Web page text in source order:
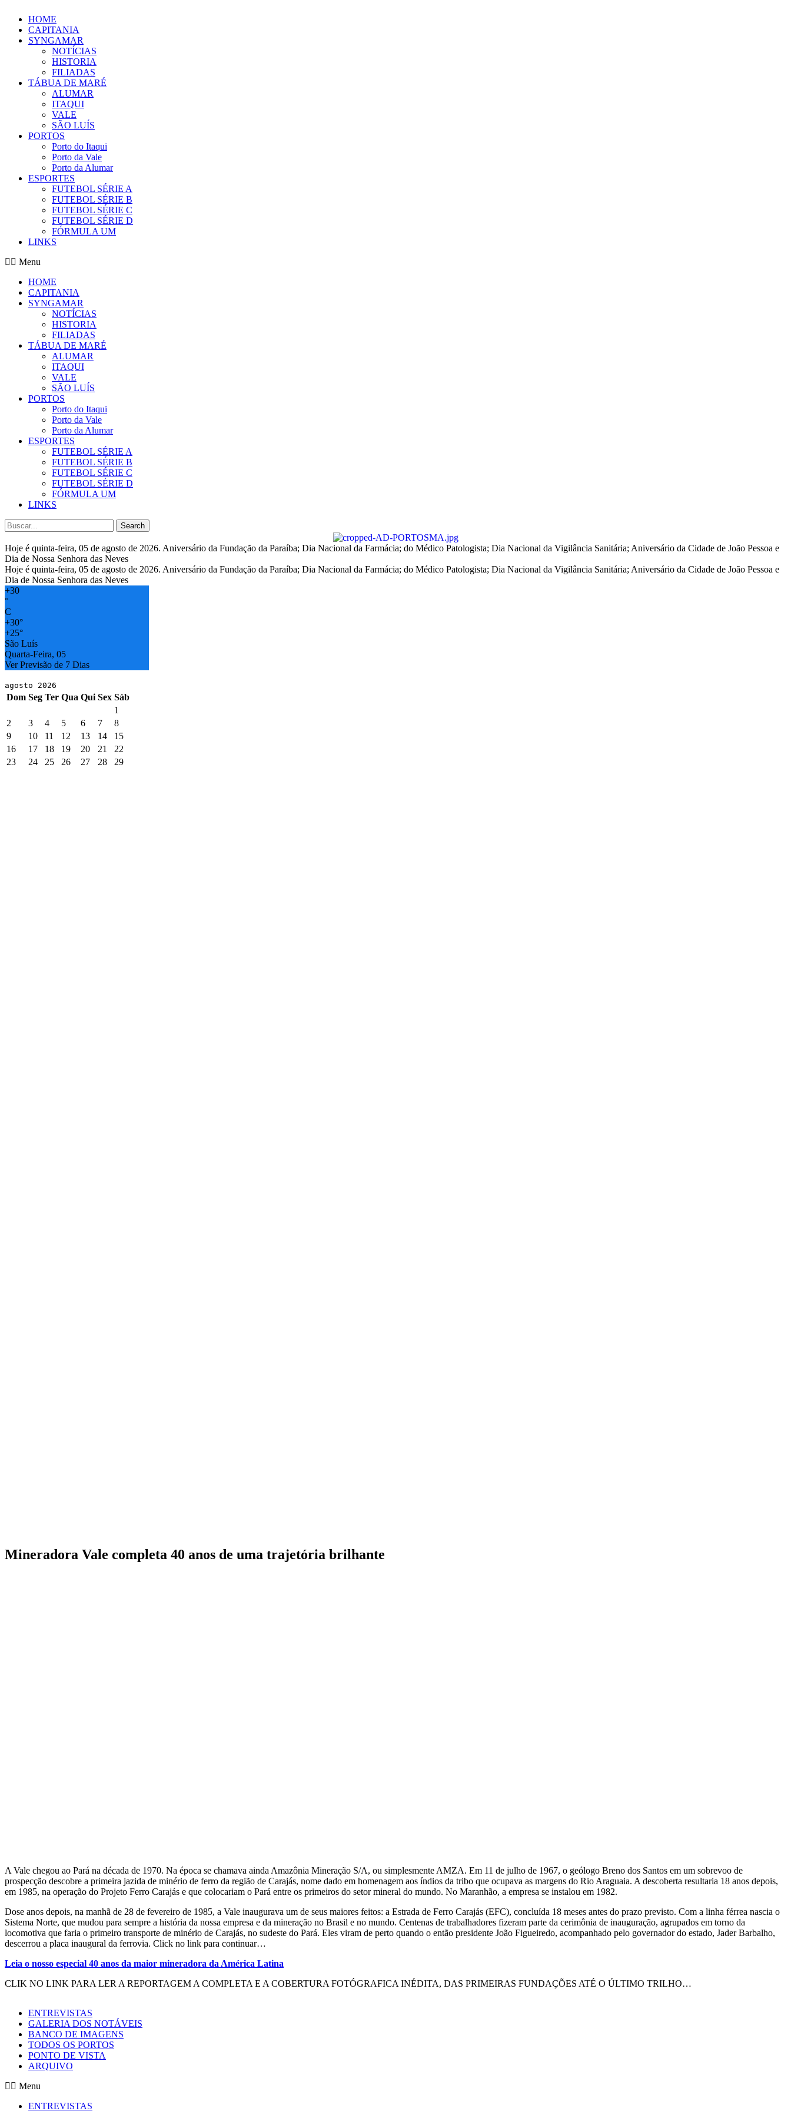
para
conteúdo
HOME
CAPITANIA
SYNGAMAR
NOTÍCIAS
HISTORIA
FILIADAS
TÁBUA DE MARÉ
ALUMAR
ITAQUI
VALE
SÃO LUÍS
PORTOS
Porto do Itaqui
Porto da Vale
Porto da Alumar
ESPORTES
FUTEBOL SÉRIE A
FUTEBOL SÉRIE B
FUTEBOL SÉRIE C
FUTEBOL SÉRIE D
FÓRMULA UM
LINKS
Menu
HOME
CAPITANIA
SYNGAMAR
NOTÍCIAS
HISTORIA
FILIADAS
TÁBUA DE MARÉ
ALUMAR
ITAQUI
VALE
SÃO LUÍS
PORTOS
Porto do Itaqui
Porto da Vale
Porto da Alumar
ESPORTES
FUTEBOL SÉRIE A
FUTEBOL SÉRIE B
FUTEBOL SÉRIE C
FUTEBOL SÉRIE D
FÓRMULA UM
LINKS
Search
Hoje é quinta-feira, 05 de agosto de 2026. Aniversário da Fundação da Paraíba; Dia Nacional da Farmácia; do Médico Patologista; Dia Nacional da Vigilância Sanitária; Aniversário da Cidade de João Pessoa e
Dia de Nossa Senhora das Neves
Hoje é quinta-feira, 05 de agosto de 2026. Aniversário da Fundação da Paraíba; Dia Nacional da Farmácia; do Médico Patologista; Dia Nacional da Vigilância Sanitária; Aniversário da Cidade de João Pessoa e
Dia de Nossa Senhora das Neves
+30
°
C
+30°
+25°
São Luís
Quarta-Feira, 05
Ver Previsão de 7 Dias
agosto 2026
Dom Seg Ter Qua Qui Sex Sáb
1
2
3 4 5 6 7
8
9
10 11 12 13 14
15
16
17 18 19 20 21
22
23
24 25 26 27 28 29
Mineradora Vale completa 40 anos de uma trajetória brilhante
A Vale chegou ao Pará na década de 1970. Na época se chamava ainda Amazônia Mineração S/A, ou simplesmente AMZA. Em 11 de julho de 1967, o geólogo Breno dos Santos em um sobrevoo de
prospecção descobre a primeira jazida de minério de ferro da região de Carajás, nome dado em homenagem aos índios da tribo que ocupava as margens do Rio Araguaia. A descoberta resultaria 18 anos depois,
em 1985, na operação do Projeto Ferro Carajás e que colocariam o Pará entre os primeiros do setor mineral do mundo. No Maranhão, a empresa se instalou em 1982.
Dose anos depois, na manhã de 28 de fevereiro de 1985, a Vale inaugurava um de seus maiores feitos: a Estrada de Ferro Carajás (EFC), concluída 18 meses antes do prazo previsto. Com a linha férrea nascia o
Sistema Norte, que mudou para sempre a história da nossa empresa e da mineração no Brasil e no mundo. Centenas de trabalhadores fizeram parte da cerimônia de inauguração, agrupados em torno da
locomotiva que faria o primeiro transporte de minério de Carajás, no sudeste do Pará. Eles viram de perto quando o então presidente João Figueiredo, acompanhado pelo governador do estado, Jader Barbalho,
descerrou a placa inaugural da ferrovia. Click no link para continuar…
Leia o nosso especial 40 anos da maior mineradora da América Latina
CLIK NO LINK PARA LER A REPORTAGEM A COMPLETA E A COBERTURA FOTÓGRAFICA INÉDITA, DAS PRIMEIRAS FUNDAÇÕES ATÉ O ÚLTIMO TRILHO…
ENTREVISTAS
GALERIA DOS NOTÁVEIS
BANCO DE IMAGENS
TODOS OS PORTOS
PONTO DE VISTA
ARQUIVO
Menu
ENTREVISTAS